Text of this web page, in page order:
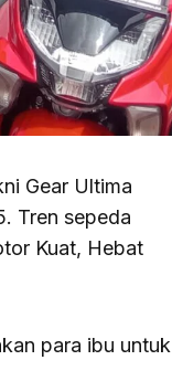
Gear Ultima
Tren sepeda
Kuat, Hebat
para ibu untuk